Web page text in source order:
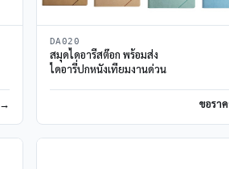
DA020
สมุดไดอารี่สต๊อก พร้อมส่ง
ไดอารี่ปกหนังเทียมงานด่วน
ขอรา